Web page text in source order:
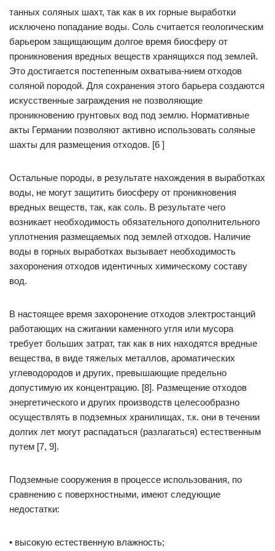
танных соляных шахт, так как в их горные выработки
исключено попадание воды. Соль считается геологическим
барьером защищающим долгое время биосферу от
проникновения вредных веществ хранящихся под землей.
Это достигается постепенным охватыва-нием отходов
соляной породой. Для сохранения этого барьера создаются
искусственные заграждения не позволяющие
проникновению грунтовых вод под землю. Нормативные
акты Германии позволяют активно использовать соляные
шахты для размещения отходов. [6 ]
Остальные породы, в результате нахождения в выработках
воды, не могут защитить биосферу от проникновения
вредных веществ, так, как соль. В результате чего
возникает необходимость обязательного дополнительного
уплотнения размещаемых под землей отходов. Наличие
воды в горных выработках вызывает необходимость
захоронения отходов идентичных химическому составу
вод.
В настоящее время захоронение отходов электростанций
работающих на сжигании каменного угля или мусора
требует больших затрат, так как в них находятся вредные
вещества, в виде тяжелых металлов, ароматических
углеводородов и других, превышающие предельно
допустимую их концентрацию. [8]. Размещение отходов
энергетического и других производств целесообразно
осуществлять в подземных хранилищах, т.к. они в течении
долгих лет могут распадаться (разлагаться) естественным
путем [7, 9].
Подземные сооружения в процессе использования, по
сравнению с поверхностными, имеют следующие
недостатки:
• высокую естественную влажность;